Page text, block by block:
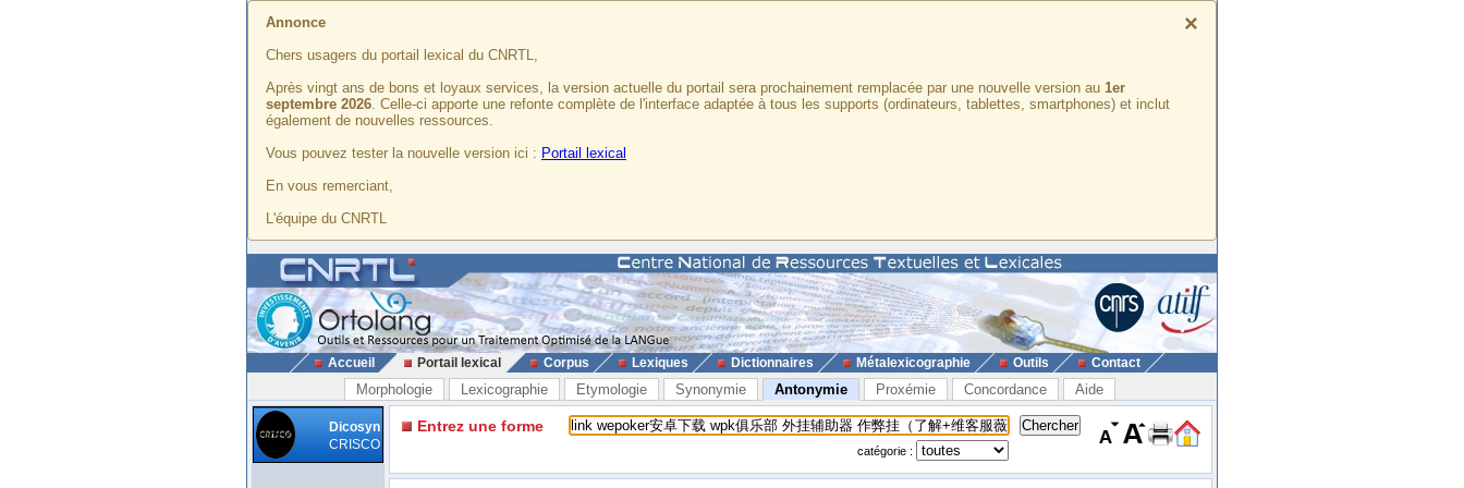
×
Annonce
Chers usagers du portail lexical du CNRTL,
Après vingt ans de bons et loyaux services, la version actuelle du portail sera prochainement remplacée par une nouvelle version au 1er
septembre 2026. Celle-ci apporte une refonte complète de l'interface adaptée à tous les supports (ordinateurs, tablettes, smartphones) et inclut
également de nouvelles ressources.
Vous pouvez tester la nouvelle version ici : Portail lexical
En vous remerciant,
L'équipe du CNRTL
Accueil Portail lexical Corpus Lexiques Dictionnaires Métalexicographie Outils Contact
Morphologie Lexicographie Etymologie Synonymie Antonymie Proxémie Concordance Aide
Dicosyn
CRISCO
Entrez une forme
catégorie :